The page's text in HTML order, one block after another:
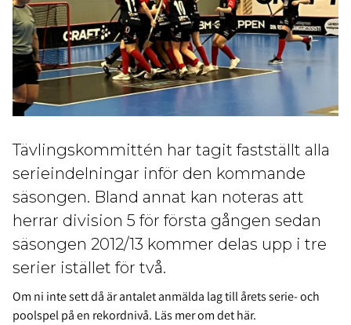
Tävlingskommittén har tagit fastställt alla
serieindelningar inför den kommande
säsongen. Bland annat kan noteras att
herrar division 5 för första gången sedan
säsongen 2012/13 kommer delas upp i tre
serier istället för två.
Om ni inte sett då är antalet anmälda lag till årets serie- och
poolspel på en rekordnivå. Läs mer om det här.